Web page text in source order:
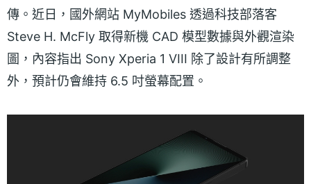
傳。近日，國外網站 MyMobiles 透過科技部落客
Steve H. McFly 取得新機 CAD 模型數據與外觀渲染
圖，內容指出 Sony Xperia 1 VIII 除了設計有所調整
外，預計仍會維持 6.5 吋螢幕配置。